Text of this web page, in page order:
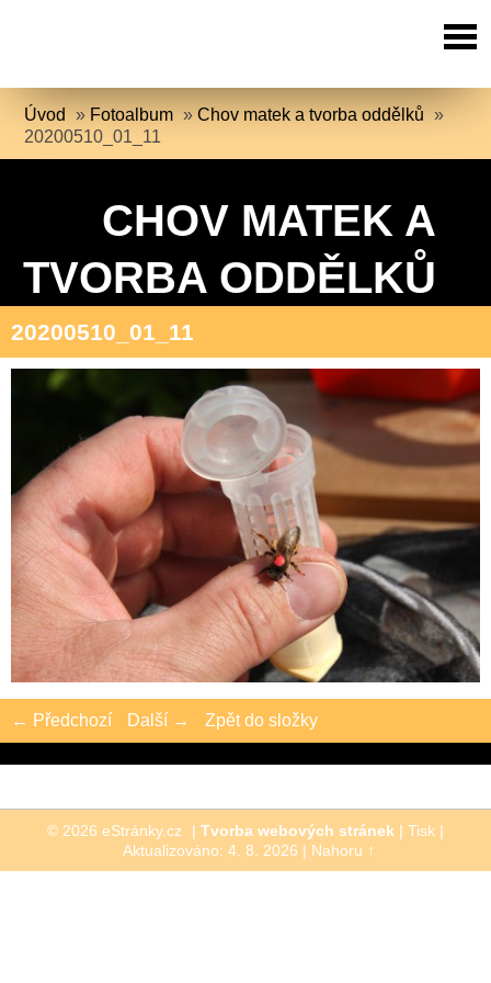
Úvod » Fotoalbum »Chov matek a tvorba oddělků »
20200510_01_11
CHOV MATEK A
TVORBA ODDĚLKŮ
20200510_01_11
← Předchozí Další → Zpět do složky
© 2026 eStránky.cz | Tvorba webových stránek | Tisk |
Aktualizováno: 4. 8. 2026 | Nahoru ↑